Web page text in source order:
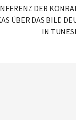
DER
ÜBER DAS BILD
IN